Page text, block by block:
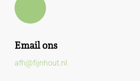
Email ons
afh@fijnhout.nl